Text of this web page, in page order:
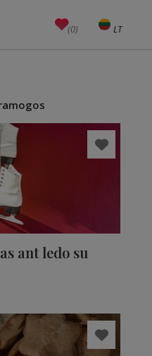
(0) LT
EN
ant ledo su